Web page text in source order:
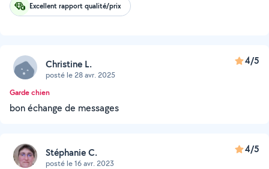
Excellent rapport qualité/prix
Christine L.
posté le 28 avr. 2025
4/5
Garde chien
bon échange de messages
Stéphanie C.
posté le 16 avr. 2023
4/5